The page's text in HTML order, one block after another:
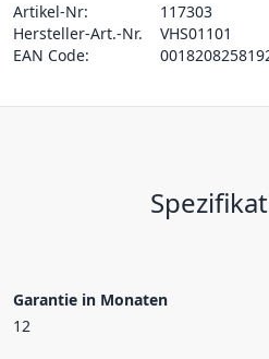
Artikel-Nr:
117303
Hersteller-Art.-Nr.
VHS01101
EAN Code:
Garantie in Monaten
12